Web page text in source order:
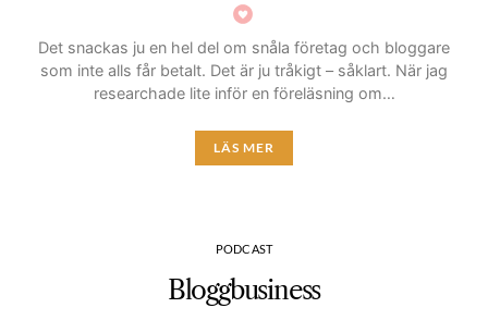
Det snackas ju en hel del om snåla företag och bloggare
som inte alls får betalt. Det är ju tråkigt – såklart. När jag
researchade lite inför en föreläsning om…
LÄS MER
PODCAST
Bloggbusiness